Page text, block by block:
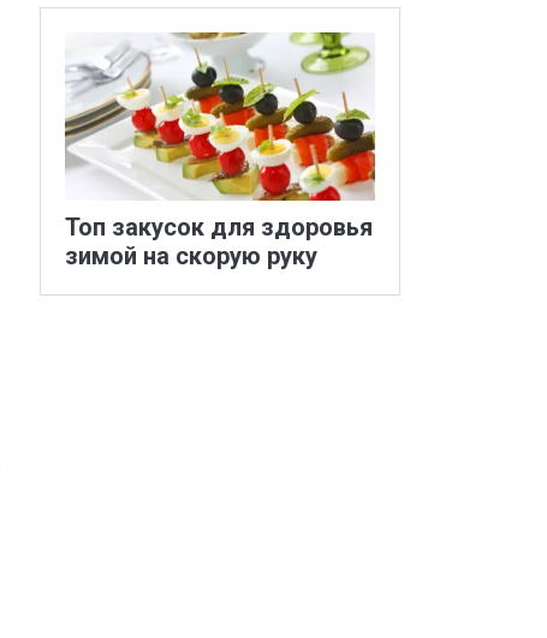
Топ закусок для здоровья
зимой на скорую руку